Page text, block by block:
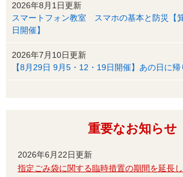
2026年8月1日更新
スマートフォン教室 スマホの基本と防災【
日開催】
2026年7月10日更新
【8月29日 9月5・12・19日開催】あの日に
重要なお知らせ
2026年6月22日更新
指定ごみ袋に関する臨時措置の期間を延長